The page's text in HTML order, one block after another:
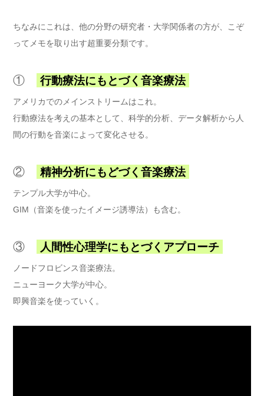
ちなみにこれは、他の分野の研究者・大学関係者の方が、こぞ
ってメモを取り出す超重要分類です。
① 行動療法にもとづく音楽療法
アメリカでのメインストリームはこれ。
行動療法を考えの基本として、科学的分析、データ解析から人
間の行動を音楽によって変化させる。
② 精神分析にもどづく音楽療法
テンプル大学が中心。
GIM（音楽を使ったイメージ誘導法）も含む。
③ 人間性心理学にもとづくアプローチ
ノードフロビンス音楽療法。
ニューヨーク大学が中心。
即興音楽を使っていく。